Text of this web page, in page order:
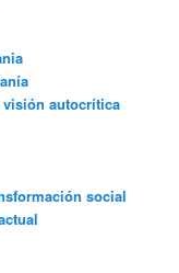
visión autocrítica
social